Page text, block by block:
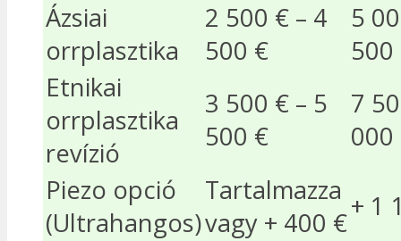
Ázsiai
orrplasztika
2 500 € – 4
500 €
5
500
Etnikai
orrplasztika
revízió
3 500 € – 5
500 €
7
000
Piezo opció
(Ultrahangos)
Tartalmazza
vagy + 400 €
+ 1